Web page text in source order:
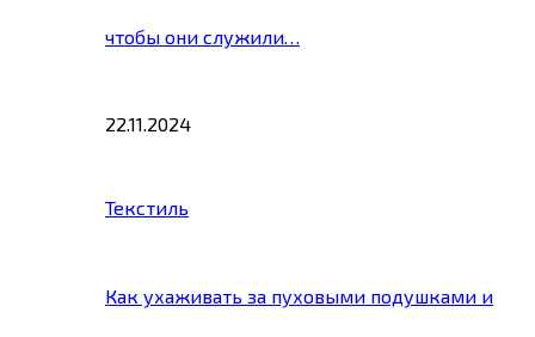
чтобы они служили…
22.11.2024
Текстиль
Как ухаживать за пуховыми подушками и